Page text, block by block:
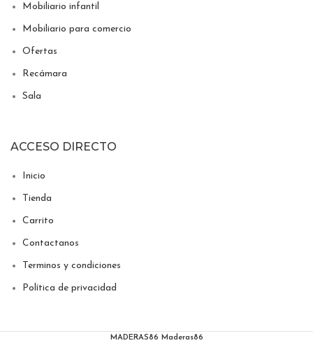
Mobiliario infantil
Mobiliario para comercio
Ofertas
Recámara
Sala
ACCESO DIRECTO
Inicio
Tienda
Carrito
Contactanos
Terminos y condiciones
Política de privacidad
MADERAS86 Maderas86